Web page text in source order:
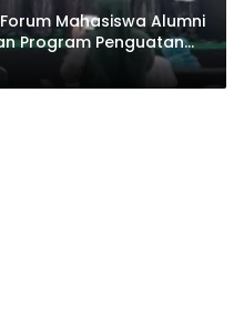
Mahasiswa Alumni
Program Penguatan